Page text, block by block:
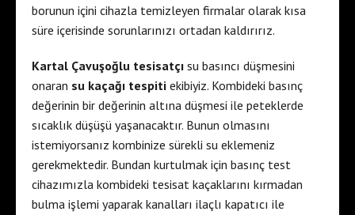
borunun içini cihazla temizleyen firmalar olarak kısa
süre içerisinde sorunlarınızı ortadan kaldırırız.
Kartal Çavuşoğlu tesisatçı su basıncı düşmesini
onaran su kaçağı tespiti ekibiyiz. Kombideki basınç
değerinin bir değerinin altına düşmesi ile peteklerde
sıcaklık düşüşü yaşanacaktır. Bunun olmasını
istemiyorsanız kombinize sürekli su eklemeniz
gerekmektedir. Bundan kurtulmak için basınç test
cihazımızla kombideki tesisat kaçaklarını kırmadan
bulma işlemi yaparak kanalları ilaçlı kapatıcı ile